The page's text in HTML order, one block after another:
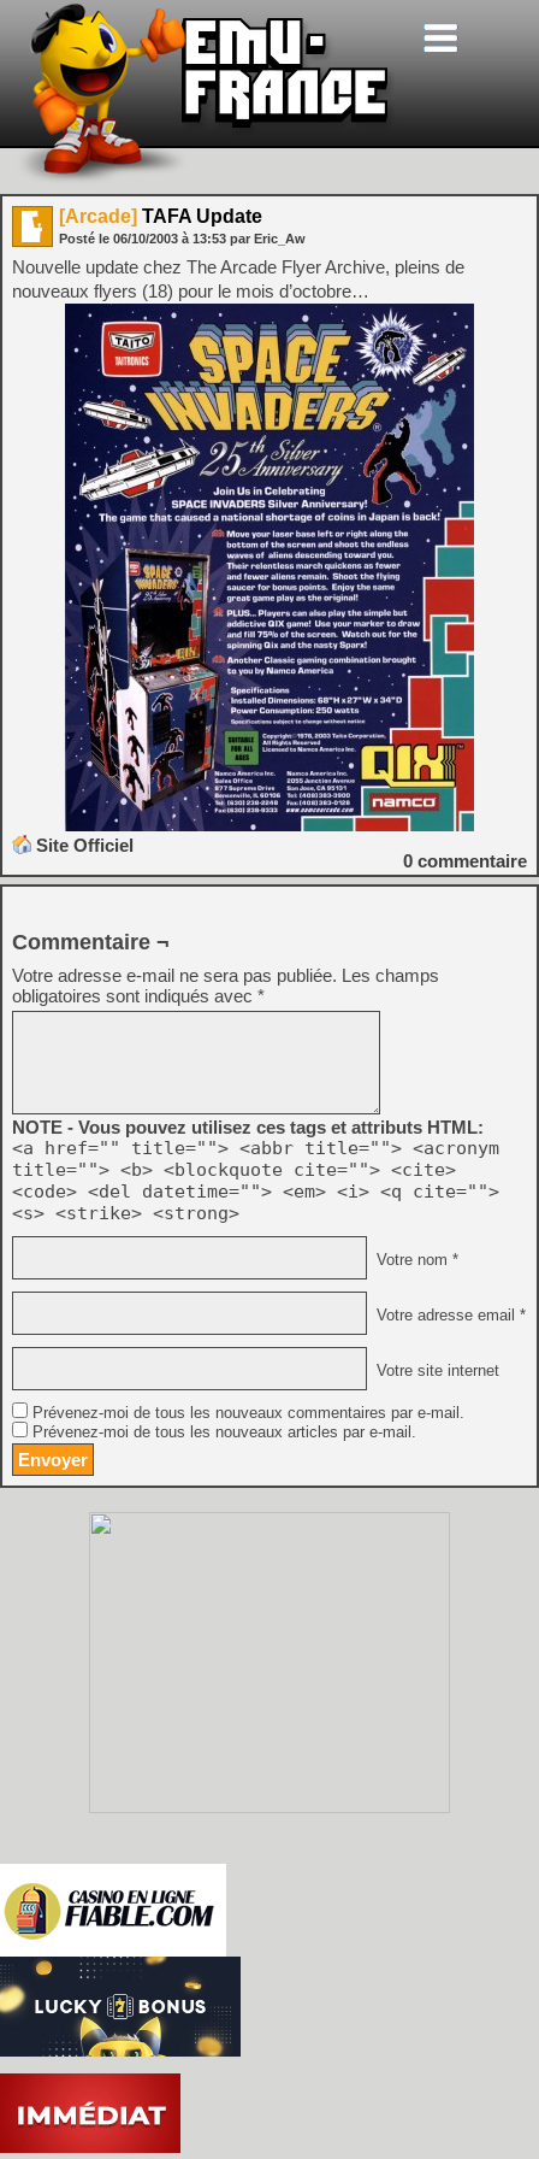
[Arcade] TAFA Update
Posté le 06/10/2003 à 13:53 par Eric_Aw
Nouvelle update chez The Arcade Flyer Archive, pleins de
nouveaux flyers (18) pour le mois d’octobre…
Site Officiel
0 commentaire
Commentaire ¬
Votre adresse e-mail ne sera pas publiée. Les champs
obligatoires sont indiqués avec *
NOTE - Vous pouvez utilisez ces tags et attributs HTML:
<a href="" title=""> <abbr title=""> <acronym
title=""> <b> <blockquote cite=""> <cite>
<code> <del datetime=""> <em> <i> <q cite="">
<s> <strike> <strong>
Votre nom *
Votre adresse email *
Votre site internet
Prévenez-moi de tous les nouveaux commentaires par e-mail.
Prévenez-moi de tous les nouveaux articles par e-mail.